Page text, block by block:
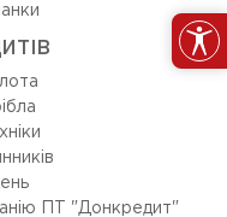
ПТ "Донкредит"